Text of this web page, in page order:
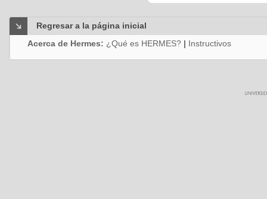
Regresar a la página inicial
Acerca de Hermes: ¿Qué es HERMES? | Instructivos